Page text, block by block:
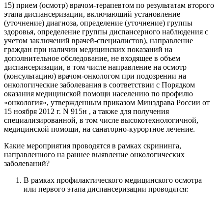
15) прием (осмотр) врачом-терапевтом по результатам второго
этапа диспансеризации, включающий установление
(уточнение) диагноза, определение (уточнение) группы
здоровья, определение группы диспансерного наблюдения с
учетом заключений врачей-специалистов), направление
граждан при наличии медицинских показаний на
дополнительное обследование, не входящее в объем
диспансеризации, в том числе направление на осмотр
(консультацию) врачом-онкологом при подозрении на
онкологические заболевания в соответствии с Порядком
оказания медицинской помощи населению по профилю
«онкология», утвержденным приказом Минздрава России от
15 ноября 2012 г. N 915н , а также для получения
специализированной, в том числе высокотехнологичной,
медицинской помощи, на санаторно-курортное лечение.
Какие мероприятия проводятся в рамках скрининга,
направленного на раннее выявление онкологических
заболеваний?
В рамках профилактического медицинского осмотра
или первого этапа диспансеризации проводятся: